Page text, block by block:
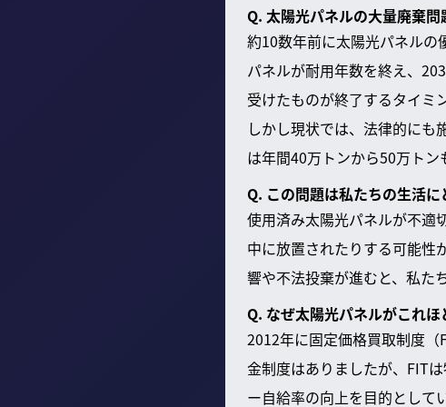
Q. 太陽光パネルの大量廃棄問
約10数年前に太陽光パネルの
パネルが耐用年数を終え、
受けたものが終了するタイミ
しかし現状では、法律的にも
は年間40万トンから50万トン
Q. この問題は私たちの生活に
使用済み太陽光パネルが不適
中に放置されたりする可能性
響や不法投棄が進むと、私た
Q. なぜ太陽光パネルがこれ
2012年に固定価格買取制度
金制度はありましたが、FIT
ー自給率の向上を目的として